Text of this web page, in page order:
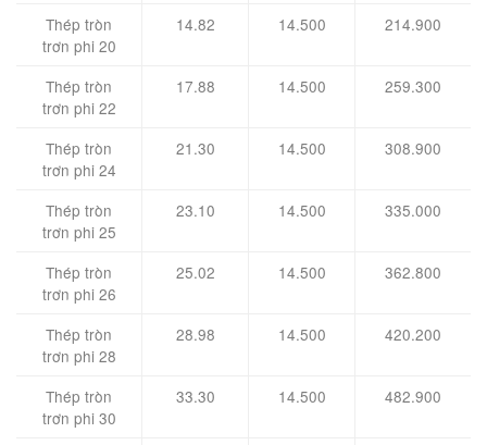
Thép tròn
trơn phi 20
14.82 14.500 214.900
Thép tròn
trơn phi 22
17.88 14.500 259.300
Thép tròn
trơn phi 24
21.30 14.500 308.900
Thép tròn
trơn phi 25
23.10 14.500 335.000
Thép tròn
trơn phi 26
25.02 14.500 362.800
Thép tròn
trơn phi 28
28.98 14.500 420.200
Thép tròn
trơn phi 30
33.30 14.500 482.900